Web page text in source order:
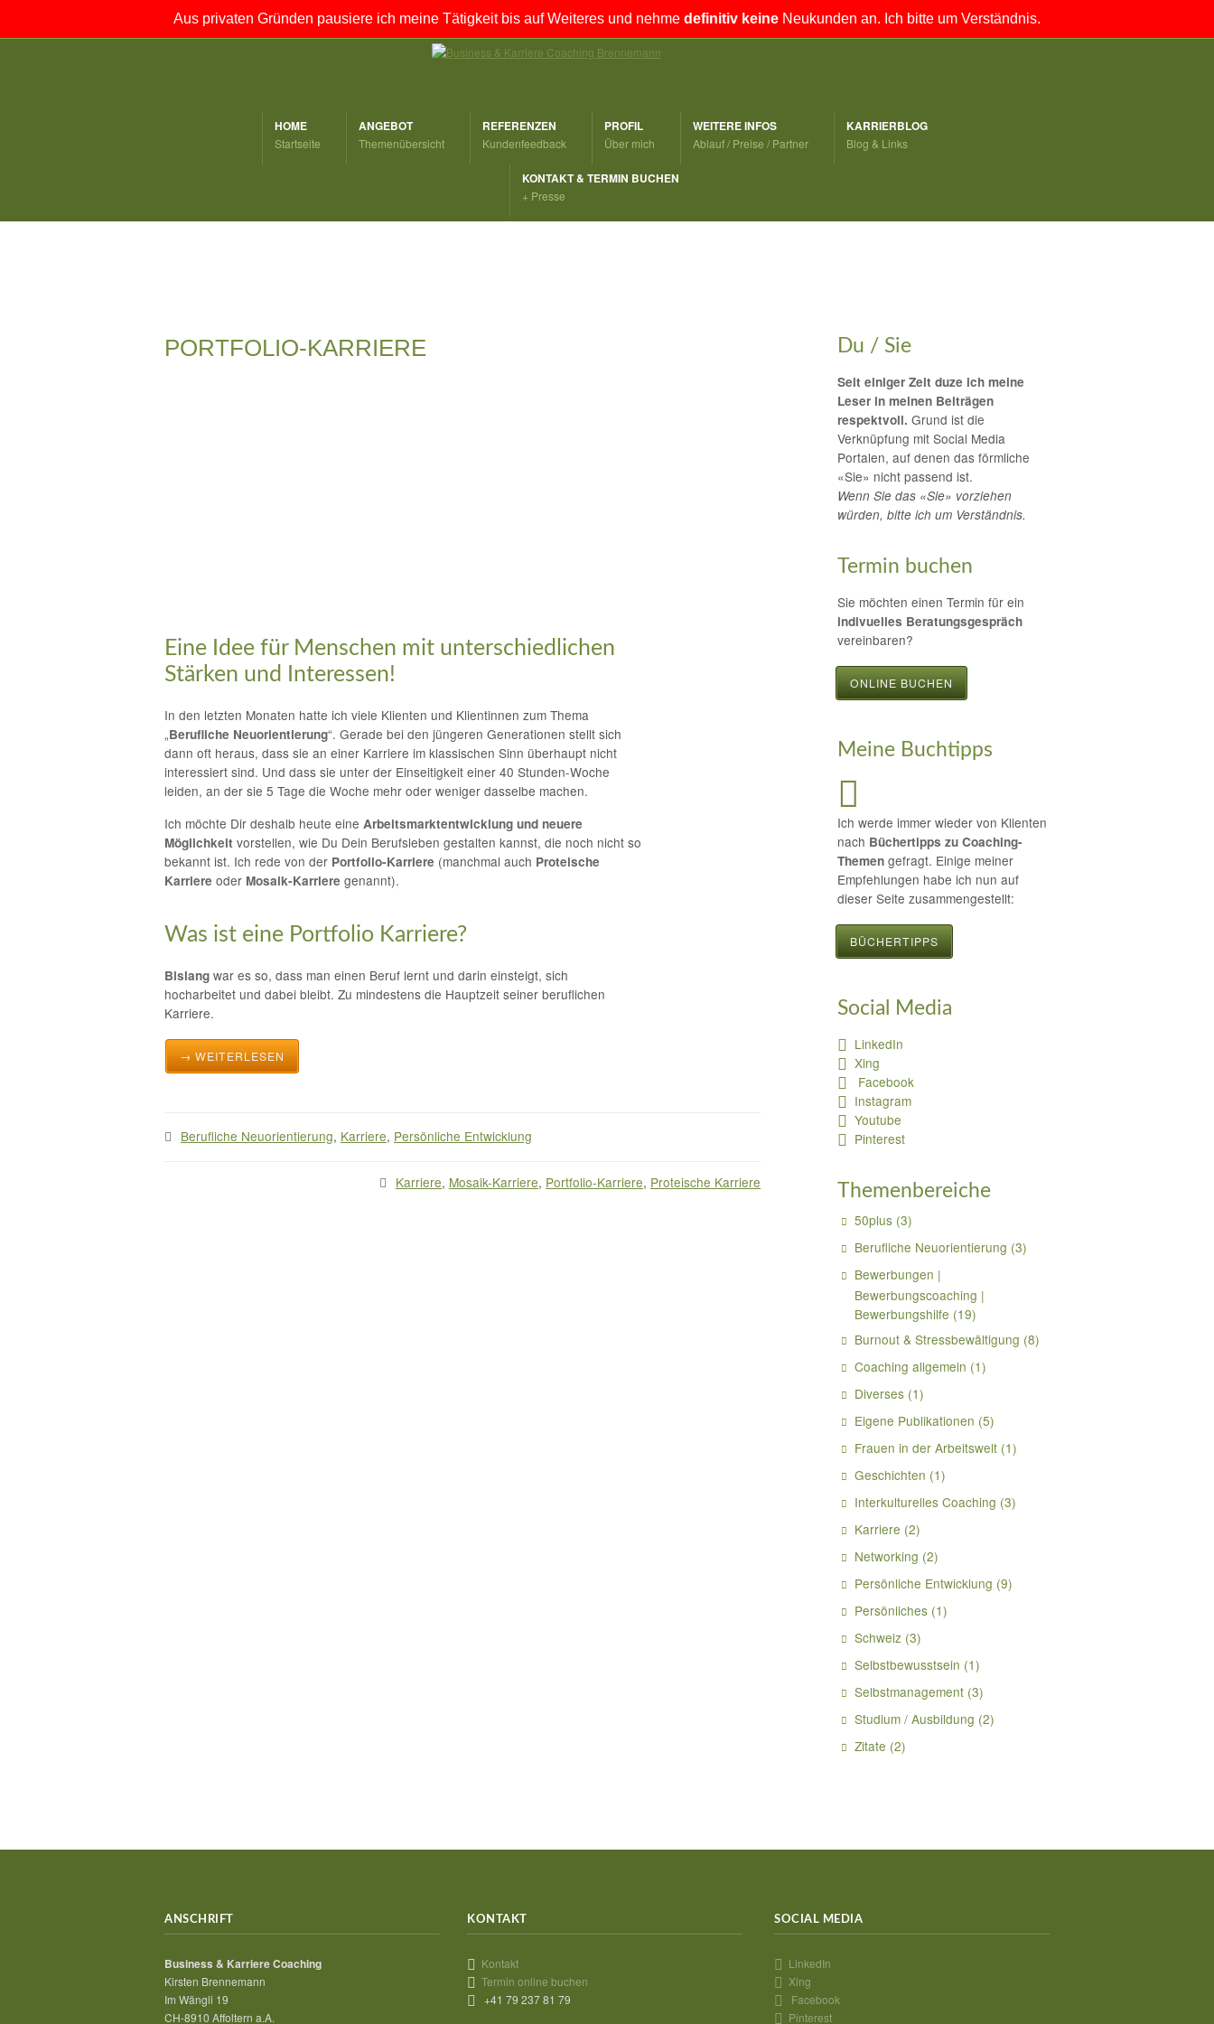
Aus privaten Gründen pausiere ich meine Tätigkeit bis auf Weiteres und nehme definitiv keine Neukunden an. Ich bitte um Verständnis.
HOME
Startseite
ANGEBOT
Themenübersicht
REFERENZEN
Kundenfeedback
PROFIL
Über mich
WEITERE INFOS
Ablauf / Preise / Partner
KARRIERBLOG
Blog & Links
KONTAKT & TERMIN BUCHEN
+ Presse
PORTFOLIO-KARRIERE
Eine Idee für Menschen mit unterschiedlichen
Stärken und Interessen!
In den letzten Monaten hatte ich viele Klienten und Klientinnen zum Thema
„Berufliche Neuorientierung“. Gerade bei den jüngeren Generationen stellt sich
dann oft heraus, dass sie an einer Karriere im klassischen Sinn überhaupt nicht
interessiert sind. Und dass sie unter der Einseitigkeit einer 40 Stunden-Woche
leiden, an der sie 5 Tage die Woche mehr oder weniger dasselbe machen.
Ich möchte Dir deshalb heute eine Arbeitsmarktentwicklung und neuere
Möglichkeit vorstellen, wie Du Dein Berufsleben gestalten kannst, die noch nicht so
bekannt ist. Ich rede von der Portfolio-Karriere (manchmal auch Proteische
Karriere oder Mosaik-Karriere genannt).
Was ist eine Portfolio Karriere?
Bislang war es so, dass man einen Beruf lernt und darin einsteigt, sich
hocharbeitet und dabei bleibt. Zu mindestens die Hauptzeit seiner beruflichen
Karriere.
→ WEITERLESEN
Berufliche Neuorientierung, Karriere, Persönliche Entwicklung
Karriere, Mosaik-Karriere, Portfolio-Karriere, Proteische Karriere
Du / Sie
Seit einiger Zeit duze ich meine
Leser in meinen Beiträgen
respektvoll. Grund ist die
Verknüpfung mit Social Media
Portalen, auf denen das förmliche
«Sie» nicht passend ist.
Wenn Sie das «Sie» vorziehen
würden, bitte ich um Verständnis.
Termin buchen
Sie möchten einen Termin für ein
indivuelles Beratungsgespräch
vereinbaren?
ONLINE BUCHEN
Meine Buchtipps
Ich werde immer wieder von Klienten
nach Büchertipps zu Coaching-
Themen gefragt. Einige meiner
Empfehlungen habe ich nun auf
dieser Seite zusammengestellt:
BÜCHERTIPPS
Social Media
LinkedIn
Xing
Facebook
Instagram
Youtube
Pinterest
Themenbereiche
50plus (3)
Berufliche Neuorientierung (3)
Bewerbungen |
Bewerbungscoaching |
Bewerbungshilfe (19)
Burnout & Stressbewältigung (8)
Coaching allgemein (1)
Diverses (1)
Eigene Publikationen (5)
Frauen in der Arbeitswelt (1)
Geschichten (1)
Interkulturelles Coaching (3)
Karriere (2)
Networking (2)
Persönliche Entwicklung (9)
Persönliches (1)
Schweiz (3)
Selbstbewusstsein (1)
Selbstmanagement (3)
Studium / Ausbildung (2)
Zitate (2)
ANSCHRIFT
Business & Karriere Coaching
Kirsten Brennemann
Im Wängli 19
CH-8910 Affoltern a.A.
KONTAKT
Kontakt
Termin online buchen
+41 79 237 81 79
SOCIAL MEDIA
LinkedIn
Xing
Facebook
Pinterest